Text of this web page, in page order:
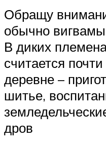
Обращу
обычно
В диких
считается
деревне –
шитье,
дров